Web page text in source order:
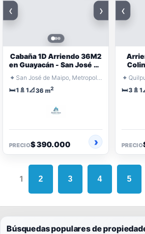
‹ ›
Cabaña 1D Arriendo 36M2
en Guayacán - San José de
⌖ San José de Maipo, Metropolitana Santiago
🛏️1 🚿 1📐36 m2
PRECIO$ 390.000
‹
⌖
🛏️3 🚿 1
PRECIO
1 2 3 4 5
Búsquedas populares de